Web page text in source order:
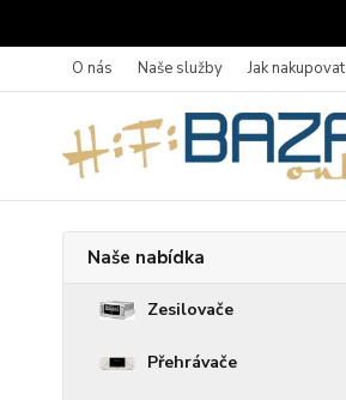
O nás Naše služby Jak nakupovat
Naše nabídka
Zesilovače
Přehrávače